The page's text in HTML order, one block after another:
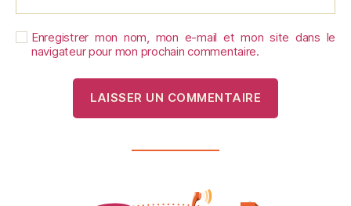
Enregistrer mon nom, mon e-mail et mon site dans le
navigateur pour mon prochain commentaire.